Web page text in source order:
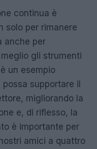
continua è
solo per rimanere
anche per
gli strumenti
un esempio
supportare il
migliorando la
e, di riflesso, la
è importante per
amici a quattro